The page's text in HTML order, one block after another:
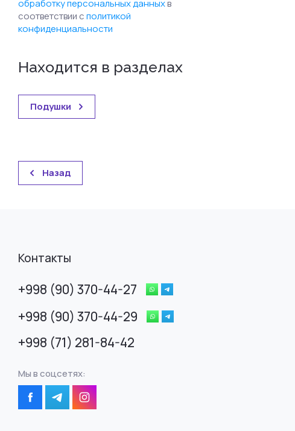
обработку персональных данныхв
соответствии сполитикой
конфиденциальности
Находится в разделах
Подушки
Назад
Контакты
+998 (90) 370-44-27
+998 (90) 370-44-29
+998 (71) 281-84-42
Мы в соцсетях: